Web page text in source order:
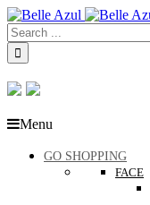
Menu
GO SHOPPING
FACE